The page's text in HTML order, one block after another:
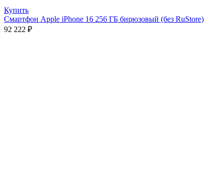
Купить
Смартфон Apple iPhone 16 256 ГБ бирюзовый (без RuStore)
92 222 ₽